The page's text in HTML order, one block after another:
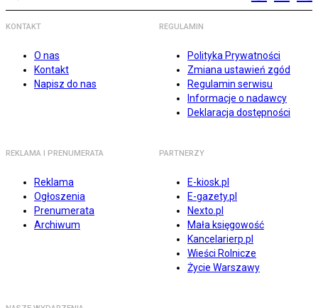
KONTAKT
O nas
Kontakt
Napisz do nas
REGULAMIN
Polityka Prywatności
Zmiana ustawień zgód
Regulamin serwisu
Informacje o nadawcy
Deklaracja dostępności
REKLAMA I PRENUMERATA
Reklama
Ogłoszenia
Prenumerata
Archiwum
PARTNERZY
E-kiosk.pl
E-gazety.pl
Nexto.pl
Mała księgowość
Kancelarierp.pl
Wieści Rolnicze
Życie Warszawy